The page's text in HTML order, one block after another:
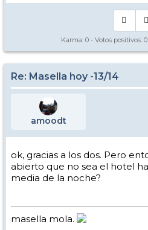
Karma: 0 - Votos positivos: 0
Re: Masella hoy -13/14
amoodt
ok, gracias a los dos. Pero
abierto que no sea el hotel
media de la noche?
masella mola.